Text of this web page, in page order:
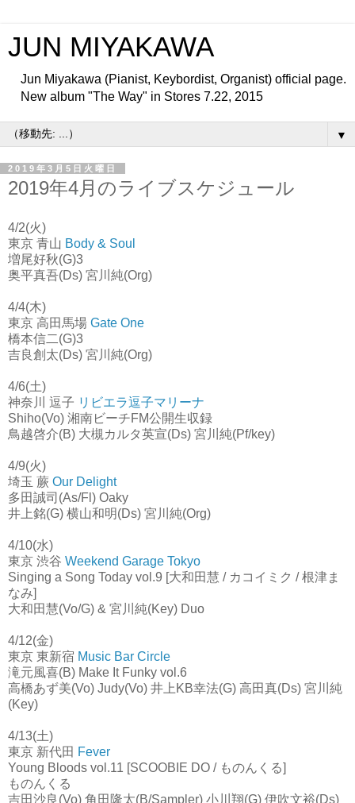
JUN MIYAKAWA
Jun Miyakawa (Pianist, Keybordist, Organist) official page.
New album "The Way" in Stores 7.22, 2015
▼
2019年3月5日火曜日
2019年4月のライブスケジュール
4/2(火)
東京 青山 Body & Soul
増尾好秋(G)3
奥平真吾(Ds) 宮川純(Org)
4/4(木)
東京 高田馬場 Gate One
橋本信二(G)3
吉良創太(Ds) 宮川純(Org)
4/6(土)
神奈川 逗子 リビエラ逗子マリーナ
Shiho(Vo) 湘南ビーチFM公開生収録
鳥越啓介(B) 大槻カルタ英宣(Ds) 宮川純(Pf/key)
4/9(火)
埼玉 蕨 Our Delight
多田誠司(As/Fl) Oaky
井上銘(G) 横山和明(Ds) 宮川純(Org)
4/10(水)
東京 渋谷 Weekend Garage Tokyo
Singing a Song Today vol.9 [大和田慧 / カコイミク / 根津ま
なみ]
大和田慧(Vo/G) & 宮川純(Key) Duo
4/12(金)
東京 東新宿 Music Bar Circle
滝元風喜(B) Make It Funky vol.6
高橋あず美(Vo) Judy(Vo) 井上KB幸法(G) 高田真(Ds) 宮川純
(Key)
4/13(土)
東京 新代田 Fever
Young Bloods vol.11 [SCOOBIE DO / ものんくる]
ものんくる
吉田沙良(Vo) 角田隆太(B/Sampler) 小川翔(G) 伊吹文裕(Ds)